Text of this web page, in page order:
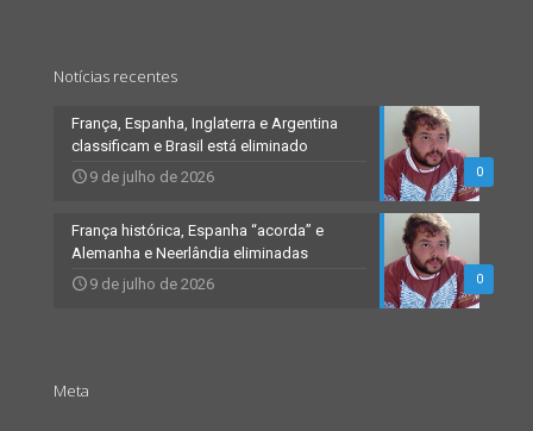
Notícias recentes
0
França, Espanha, Inglaterra e Argentina
classificam e Brasil está eliminado
9 de julho de 2026
0
França histórica, Espanha “acorda” e
Alemanha e Neerlândia eliminadas
9 de julho de 2026
Meta